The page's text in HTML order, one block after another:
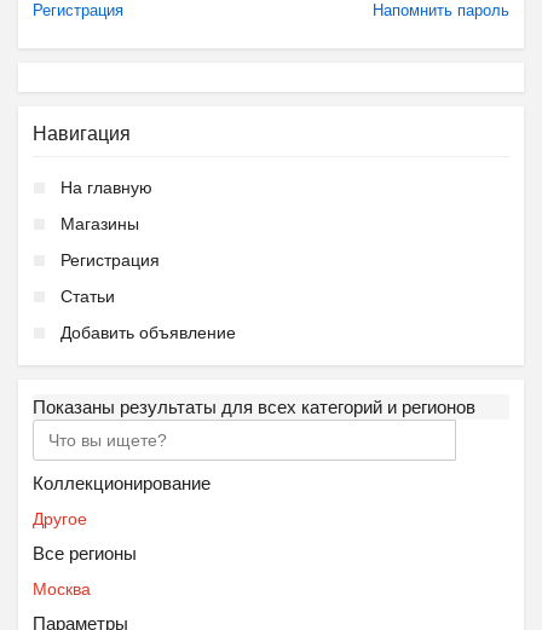
Регистрация Напомнить пароль
Навигация
На главную
Магазины
Регистрация
Статьи
Добавить объявление
Показаны результаты для всех категорий и регионов
Коллекционирование
Другое
Все регионы
Москва
Параметры